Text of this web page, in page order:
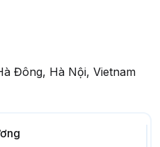
Đông, Hà Nội, Vietnam